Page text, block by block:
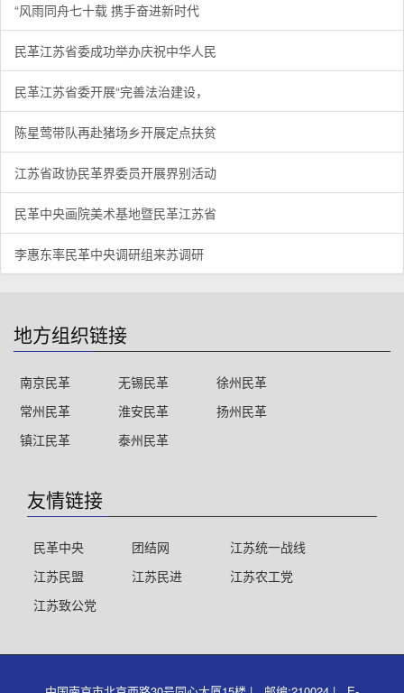
“风雨同舟七十载 携手奋进新时代
民革江苏省委成功举办庆祝中华人民
民革江苏省委开展“完善法治建设，
陈星莺带队再赴猪场乡开展定点扶贫
江苏省政协民革界委员开展界别活动
民革中央画院美术基地暨民革江苏省
李惠东率民革中央调研组来苏调研
地方组织链接
南京民革 无锡民革
徐州民革
常州民革
淮安民革
扬州民革
镇江民革
泰州民革
友情链接
民革中央 团结网
江苏统一战线
江苏民盟
江苏民进
江苏农工党
江苏致公党